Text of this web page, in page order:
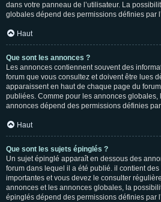
dans votre panneau de l’utilisateur. La
globales dépend des permissions définies par
Haut
Que sont les annonces ?
Les annonces contiennent souvent des
forum que vous consultez et doivent être lues
apparaissent en haut de chaque page du
publiées. Comme pour les annonces
annonces dépend des permissions définies par
Haut
Que sont les sujets épinglés ?
Un sujet épinglé apparaît en dessous des
forum dans lequel il a été publié. il contient
importantes et vous devez le consulter
annonces et les annonces globales, la
épinglés dépend des permissions définies par